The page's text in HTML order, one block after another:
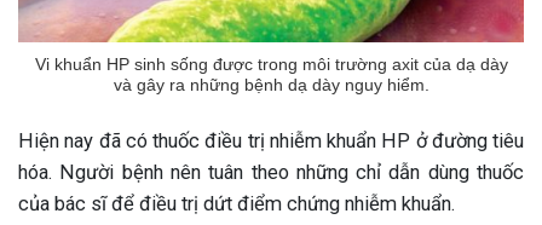
Sau Sinh Có Tự Khỏi
Thông Tin Cần Biết
sau sinh là tình trạng viêm da
Vi khuẩn HP sinh sống được trong môi trường axit của dạ dày
và gây ra những bệnh dạ dày nguy hiểm.
Hiện nay đã có thuốc điều trị nhiễm khuẩn HP ở đường tiêu
hóa. Người bệnh nên tuân theo những chỉ dẫn dùng thuốc
của bác sĩ để điều trị dứt điểm chứng nhiễm khuẩn.